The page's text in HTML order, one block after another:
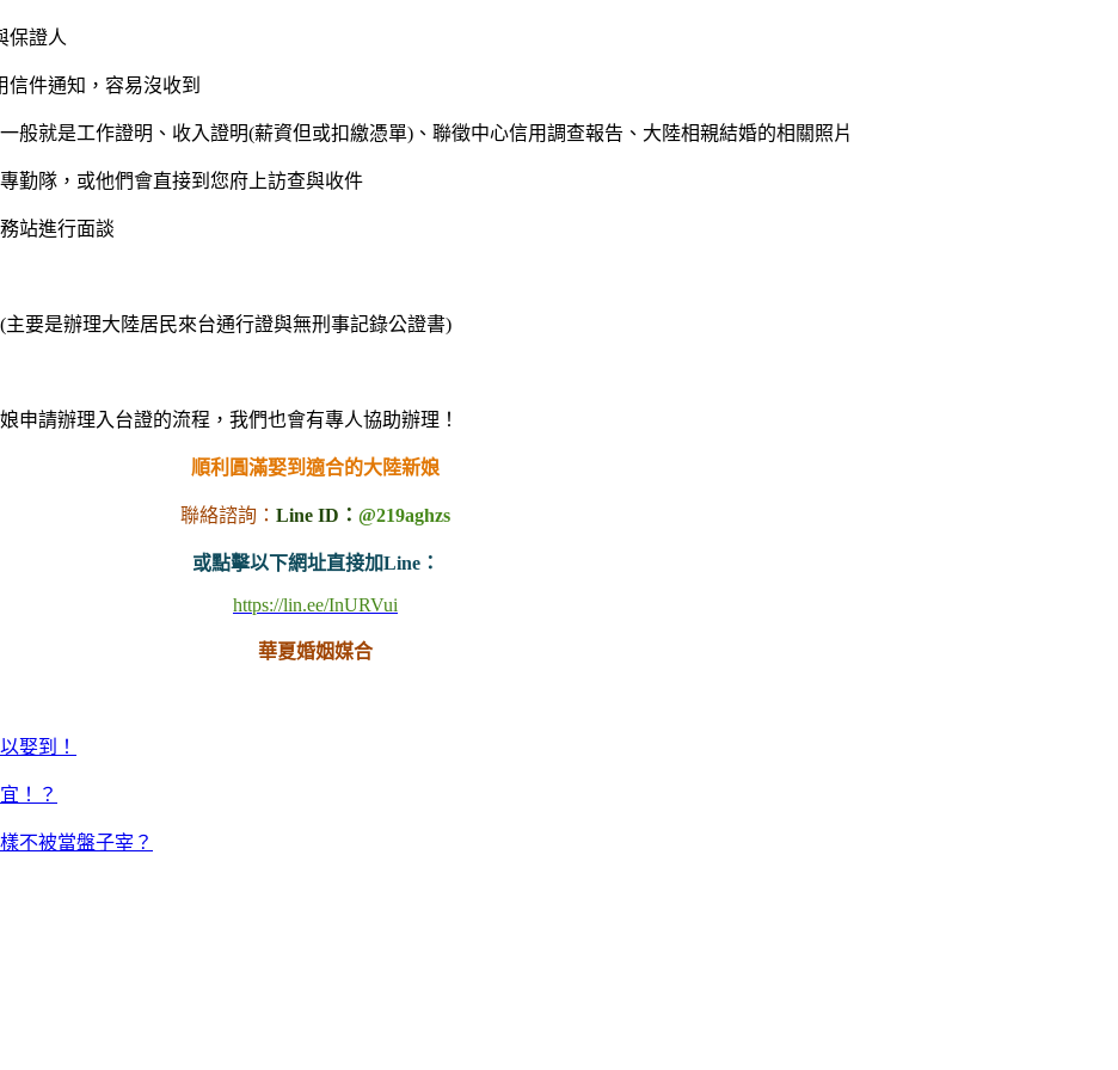
保證人
件通知，容易沒收到
般就是工作證明、收入證明(薪資但或扣繳憑單)、聯徵中心信用調查報告、大陸相親結婚的相關照片
勤隊，或他們會直接到您府上訪查與收件
站進行面談
要是辦理大陸居民來台通行證與無刑事記錄公證書)
申請辦理入台證的流程，我們也會有專人協助辦理！
順利圓滿娶到適合的大陸新娘
聯絡諮詢： Line ID： @219aghzs
或點擊以下網址直接加Line：
https://lin.ee/InURVui
華夏婚姻媒合
娶到！
！？
不被當盤子宰？